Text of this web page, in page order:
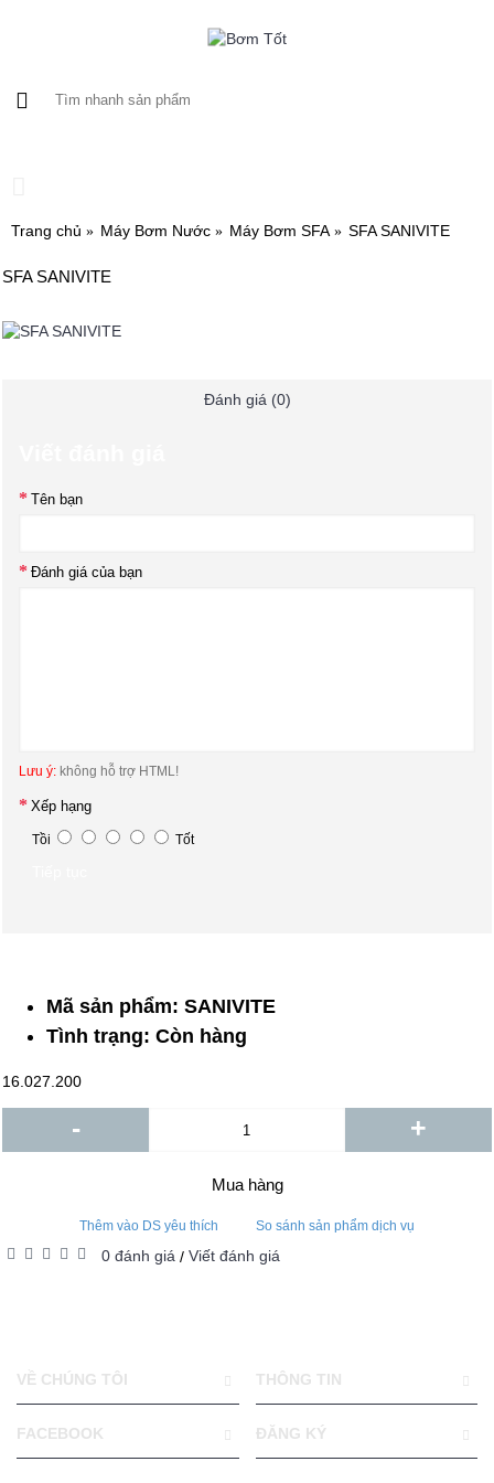
Trang chủ Máy Bơm Nước Máy Bơm SFA SFA SANIVITE
SFA SANIVITE
Đánh giá (0)
Tên bạn
Đánh giá của bạn
Lưu ý: không hỗ trợ HTML!
Xếp hạng
Tồi Tốt
Mã sản phẩm: SANIVITE
Tình trạng: Còn hàng
16.027.200
- +
Mua hàng
Thêm vào DS yêu thích So sánh sản phẩm dịch vụ
0 đánh giá / Viết đánh giá
VỀ CHÚNG TÔI THÔNG TIN
FACEBOOK ĐĂNG KÝ